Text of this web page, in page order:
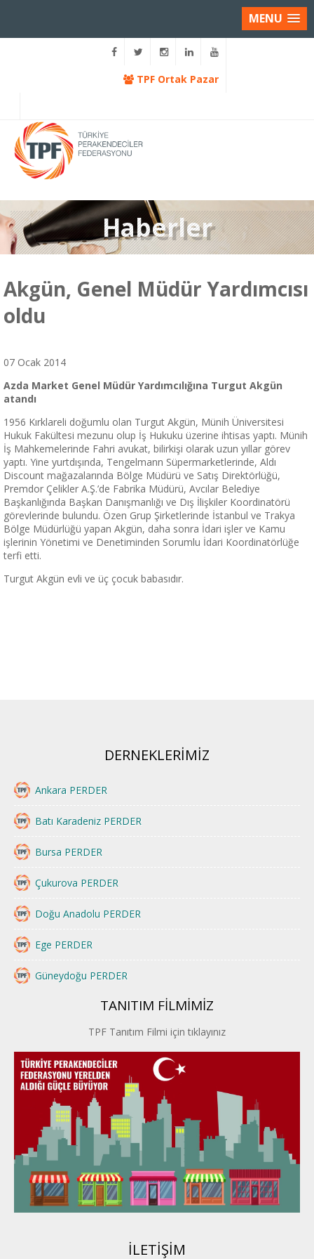
MENU
TPF Ortak Pazar
Haberler
Akgün, Genel Müdür Yardımcısı
oldu
07 Ocak 2014
Azda Market Genel Müdür Yardımcılığına Turgut Akgün
atandı
1956 Kırklareli doğumlu olan Turgut Akgün, Münih Üniversitesi
Hukuk Fakültesi mezunu olup İş Hukuku üzerine ihtisas yaptı. Münih
İş Mahkemelerinde Fahri avukat, bilirkişi olarak uzun yıllar görev
yaptı. Yine yurtdışında, Tengelmann Süpermarketlerinde, Aldı
Discount mağazalarında Bölge Müdürü ve Satış Direktörlüğü,
Premdor Çelikler A.Ş.’de Fabrika Müdürü, Avcılar Belediye
Başkanlığında Başkan Danışmanlığı ve Dış İlişkiler Koordinatörü
görevlerinde bulundu. Özen Grup Şirketlerinde İstanbul ve Trakya
Bölge Müdürlüğü yapan Akgün, daha sonra İdari işler ve Kamu
işlerinin Yönetimi ve Denetiminden Sorumlu İdari Koordinatörlüğe
terfi etti.
Turgut Akgün evli ve üç çocuk babasıdır.
DERNEKLERİMİZ
Ankara PERDER
Batı Karadeniz PERDER
Bursa PERDER
Çukurova PERDER
Doğu Anadolu PERDER
Ege PERDER
Güneydoğu PERDER
İstanbul PERDER
İpek Yolu PERDER
Kayseri PERDER
Karadeniz Perder
Konya PERDER
Van PERDER
BEYPER
TANITIM FİLMİMİZ
TPF Tanıtım Filmi için tıklayınız
İLETİŞİM